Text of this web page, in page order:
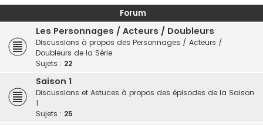
Forum
Les Personnages / Acteurs / Doubleurs
Discussions à propos des Personnages / Acteurs /
Doubleurs de la Série
Sujets : 22
Saison 1
Discussions et Astuces à propos des épisodes de la Saison
1
Sujets : 25